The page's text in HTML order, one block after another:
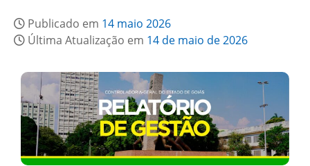
Publicado em 14 maio 2026
Última Atualização em 14 de maio de 2026